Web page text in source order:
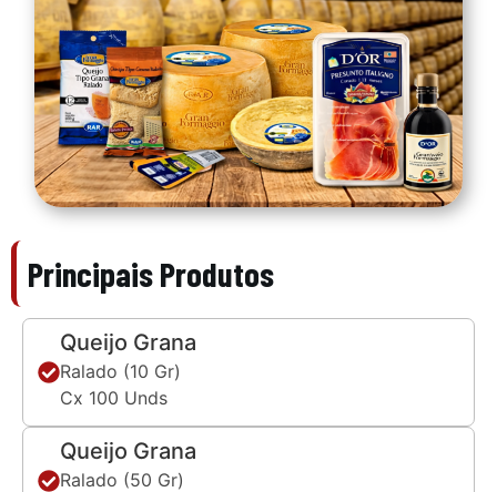
Principais Produtos
Queijo Grana
Ralado (10 Gr)
Cx 100 Unds
Queijo Grana
Ralado (50 Gr)